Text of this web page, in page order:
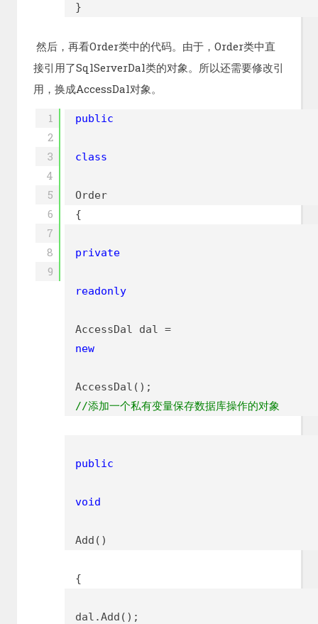
}
然后，再看Order类中的代码。由于，Order类中直
接引用了SqlServerDal类的对象。所以还需要修改引
用，换成AccessDal对象。
1
2
3
4
5
6
7
8
9
public
class
Order
{
private
readonly
AccessDal dal =
new
AccessDal();
//添加一个私有变量保存数据库操作的对象
public
void
Add()
{
dal.Add();